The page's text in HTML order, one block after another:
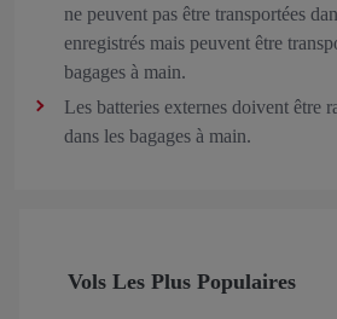
ne peuvent pas être transportées
enregistrés mais peuvent être
bagages à main.
Les batteries externes doivent être
dans les bagages à main.
Vols Les Plus Populaires